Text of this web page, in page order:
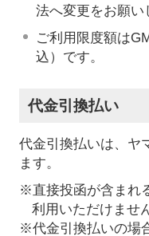
法へ変更をお願い
ご利用限度額は
込）です。
代金引換払い
代金引換払いは、ヤ
ます。
※直接投函が含まれ
利用いただけませ
※代金引換払いの場